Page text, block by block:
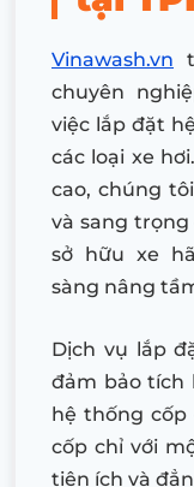
Vinawash.vn
chuyên
việc lắp đặt
các loại xe
cao, chúng
và sang trọng
sở hữu xe
sàng nâng
Dịch vụ lắp
đảm bảo tích
hệ thống cốp
cốp chỉ với
tiện ích và